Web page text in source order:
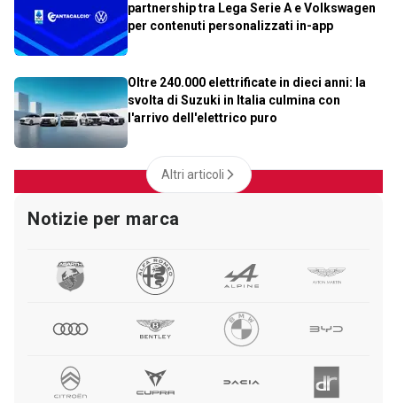
partnership tra Lega Serie A e Volkswagen
per contenuti personalizzati in-app
Oltre 240.000 elettrificate in dieci anni: la
svolta di Suzuki in Italia culmina con
l'arrivo dell'elettrico puro
Altri articoli
Notizie per marca